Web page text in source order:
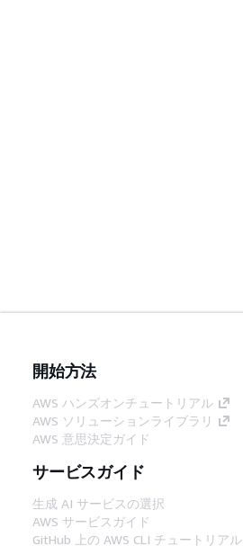
開始方法
AWS ハンズオンチュートリアル
AWS ソリューションライブラリ
AWS 意思決定ガイド
サービスガイド
生成 AI サービスの選択
AWS サービスガイド
GitHub 上の AWS CLI チュートリアル